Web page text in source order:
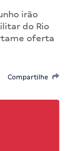
irão
do Rio
oferta
Compartilhe